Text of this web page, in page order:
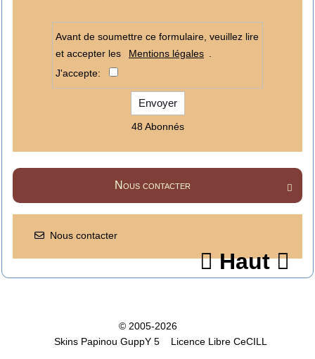
Avant de soumettre ce formulaire, veuillez lire
et accepter les
Mentions légales .
J'accepte:
Envoyer
48 Abonnés

Nous contacter
Nous contacter
Haut
© 2005-2026
Skins Papinou GuppY 5
Licence Libre CeCILL